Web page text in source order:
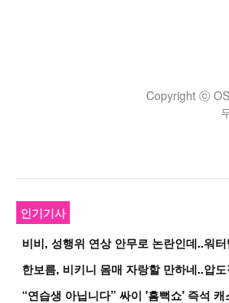
Copyright ⓒ
인기기사
한보름, 비키니 몸매 자랑할 만하네..압